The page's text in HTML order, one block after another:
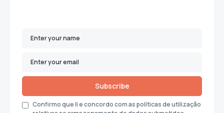
Subscribe
Confirmo que li e concordo com as políticas de utilização